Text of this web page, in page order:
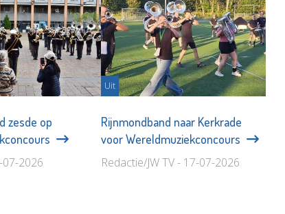
zesde op
07-2026
Uit
Rijnmondband naar Kerkrade
voor Wereldmuziekconcours
Redactie/JW TV - 17-07-2026